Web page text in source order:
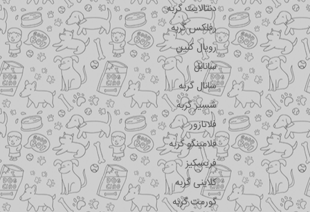
دنتالایت گربه
رفلکس گربه
رویال کنین
سانابل
سانال گربه
شسیر گربه
فلاتازور
فلامینگو گربه
فریسکیز
کلاینی گربه
گورمت گربه